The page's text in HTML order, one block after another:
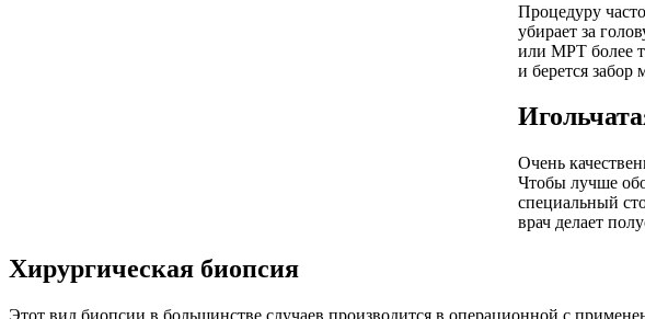
Процедуру
убирает за
или МРТ более
и берется забор
Очень
Чтобы лучше
специальный
врач делает
Хирургическая биопсия